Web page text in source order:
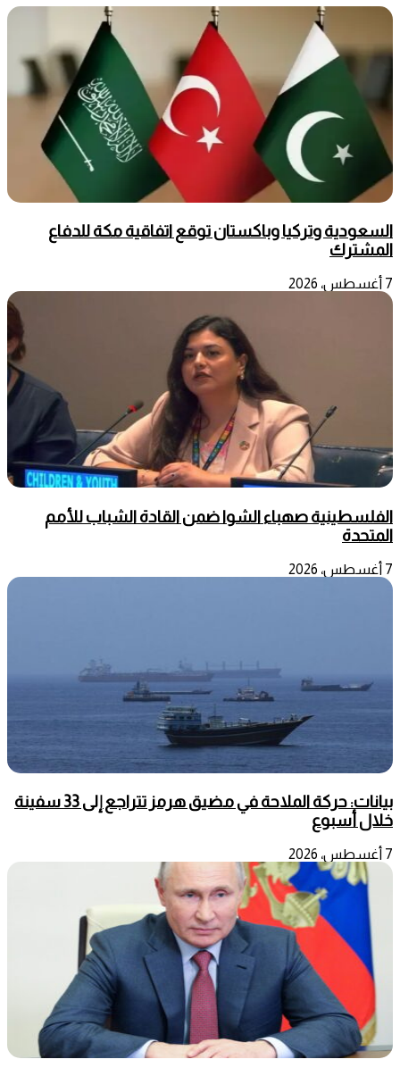
السعودية وتركيا وباكستان توقع اتفاقية مكة للدفاع
المشترك
7 أغسطس، 2026
الفلسطينية صهباء الشوا ضمن القادة الشباب للأمم
المتحدة
7 أغسطس، 2026
بيانات: حركة الملاحة في مضيق هرمز تتراجع إلى 33 سفينة
خلال أسبوع
7 أغسطس، 2026